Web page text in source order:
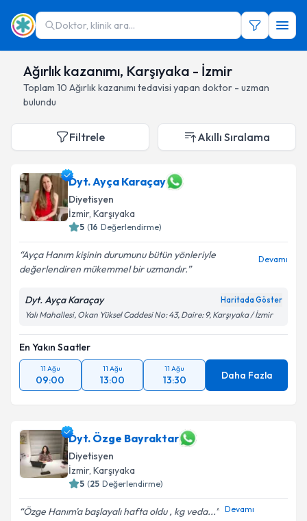
Doktor, klinik ara...
Ağırlık kazanımı, Karşıyaka - İzmir
Toplam 10 Ağırlık kazanımı tedavisi yapan doktor - uzman
bulundu
Filtrele Akıllı Sıralama
Dyt. Ayça Karaçay
Diyetisyen
İzmir, Karşıyaka
5 (16 Değerlendirme)
Ayça Hanım kişinin durumunu bütün yönleriyle
değerlendiren mükemmel bir uzmandır.
Devamı
Dyt. Ayça Karaçay Haritada Göster
Yalı Mahallesi, Okan Yüksel Caddesi No: 43, Daire: 9, Karşıyaka / İzmir
En Yakın Saatler
11 Ağu
09:00
11 Ağu
13:00
11 Ağu
13:30 Daha Fazla
Dyt. Özge Bayraktar
Diyetisyen
İzmir, Karşıyaka
5 (25 Değerlendirme)
Özge Hanım'a başlayalı hafta oldu , kg veda... Devamı